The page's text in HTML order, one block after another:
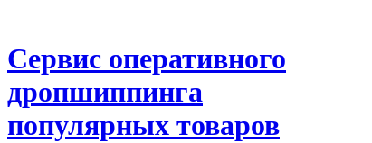
Сервис оперативного
дропшиппинга
популярных товаров